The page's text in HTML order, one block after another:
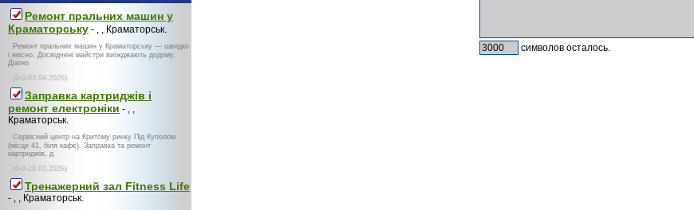
Ремонт пральних машин у
Краматорську - , , Краматорськ.
Ремонт пральних машин у Краматорську — швидко
і якісно. Досвідчені майстри виїжджають додому.
Діагно
(0-0-03.04.2026)
Заправка картриджів і
ремонт електроніки - , ,
Краматорськ.
Сервісний центр на Критому ринку Під Куполом
(місце 41, біля кафе). Заправка та ремонт
картриджів, д
(0-0-28.03.2026)
Тренажерний зал Fitness Life
- , , Краматорськ.
символов осталось.